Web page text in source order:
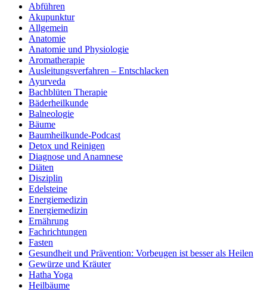
Abführen
Akupunktur
Allgemein
Anatomie
Anatomie und Physiologie
Aromatherapie
Ausleitungsverfahren – Entschlacken
Ayurveda
Bachblüten Therapie
Bäderheilkunde
Balneologie
Bäume
Baumheilkunde-Podcast
Detox und Reinigen
Diagnose und Anamnese
Diäten
Disziplin
Edelsteine
Energiemedizin
Energiemedizin
Ernährung
Fachrichtungen
Fasten
Gesundheit und Prävention: Vorbeugen ist besser als Heilen
Gewürze und Kräuter
Hatha Yoga
Heilbäume